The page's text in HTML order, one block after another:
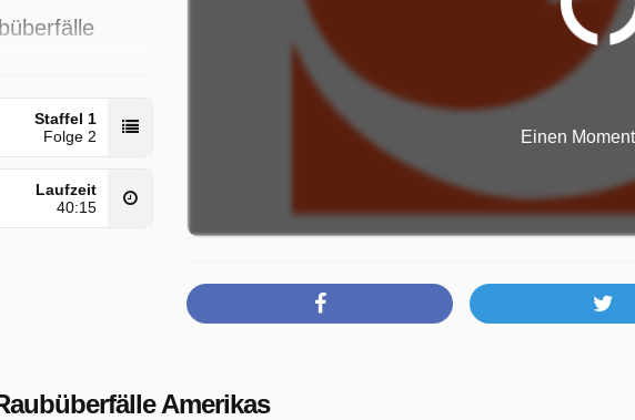
00:15 Uhr.
Staffel 1
Folge 2
Laufzeit
40:15
Einen
Amerikas